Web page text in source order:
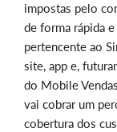
impostas pelo
de forma rápida
pertencente ao
site, app e,
do Mobile
vai cobrar um
cobertura dos